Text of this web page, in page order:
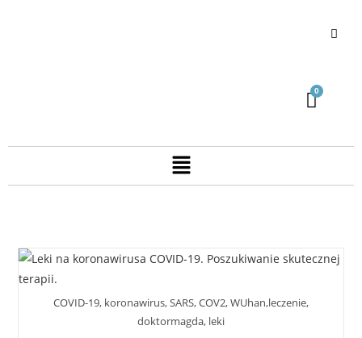
COVID-19, koronawirus, SARS, COV2, WUhan,leczenie,
doktormagda, leki